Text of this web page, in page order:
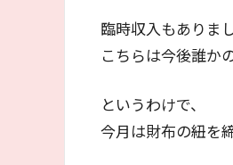
臨時収入もありま
こちらは今後誰か
というわけで、
今月は財布の紐を